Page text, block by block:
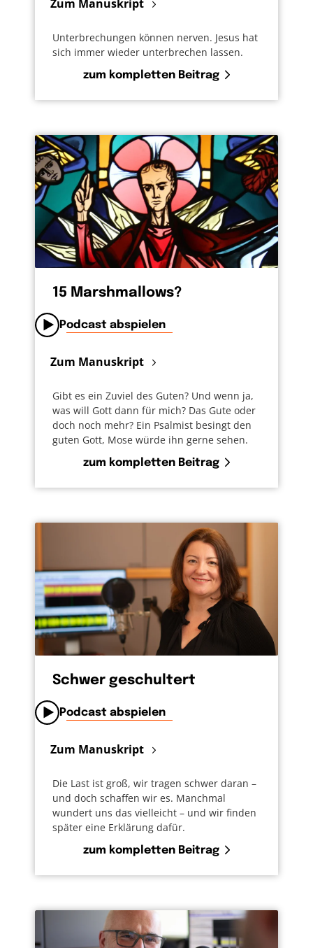
Zum Manuskript
Unterbrechungen können nerven. Jesus hat
sich immer wieder unterbrechen lassen.
zum kompletten Beitrag
15 Marshmallows?
Podcast abspielen
Zum Manuskript
Gibt es ein Zuviel des Guten? Und wenn ja,
was will Gott dann für mich? Das Gute oder
doch noch mehr? Ein Psalmist besingt den
guten Gott, Mose würde ihn gerne sehen.
zum kompletten Beitrag
Schwer geschultert
Podcast abspielen
Zum Manuskript
Die Last ist groß, wir tragen schwer daran –
und doch schaffen wir es. Manchmal
wundert uns das vielleicht – und wir finden
später eine Erklärung dafür.
zum kompletten Beitrag